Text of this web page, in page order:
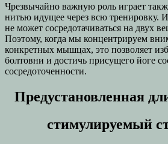
Чрезвычайно важную роль играет
нитью идущее через всю тренировку.
не может сосредотачиваться на двух
Поэтому, когда мы концентрируем
конкретных мышцах, это позволяет
болтовни и достичь присущего йоге
сосредоточенности.
Предустановленная
стимулируемый